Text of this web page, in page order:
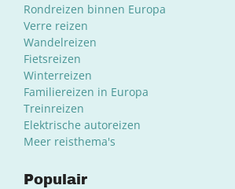
Rondreizen binnen Europa
Verre reizen
Wandelreizen
Fietsreizen
Winterreizen
Familiereizen in Europa
Treinreizen
Elektrische autoreizen
Meer reisthema's
Populair